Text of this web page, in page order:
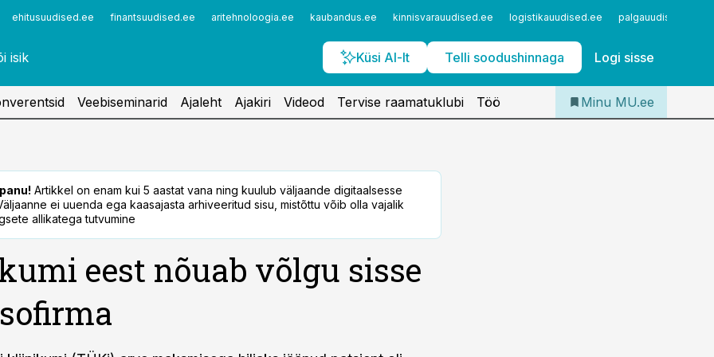
ehitusuudised.ee finantsuudised.ee aritehnoloogia.ee kaubandus.ee kinnisvarauudised.ee logistikauudised.ee palgauudised.ee
Küsi AI-lt Telli soodushinnaga Logi sisse
Iseteenindus
Telli Meditsiiniuudised
Veebiseminarid Ajaleht Ajakiri Videod Tervise raamatuklubi Töö Minu MU.ee
Artikkel on enam kui 5 aastat vana ning kuulub väljaande digitaalsesse
ei uuenda ega kaasajasta arhiveeritud sisu, mistõttu võib olla vajalik
allikatega tutvumine
eest nõuab võlgu sisse